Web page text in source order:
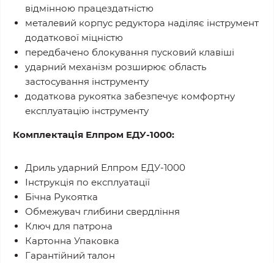
відмінною працездатністю
металевий корпус редуктора наділяє інструмент
додаткової міцністю
передбачено блокування пусковий клавіші
ударний механізм розширює область
застосування інструменту
додаткова рукоятка забезпечує комфортну
експлуатацію інструменту
Комплектація Елпром ЕДУ-1000:
Дриль ударний Елпром ЕДУ-1000
Інструкція по експлуатації
Бічна Рукоятка
Обмежувач глибини свердління
Ключ для патрона
Картонна Упаковка
Гарантійний талон